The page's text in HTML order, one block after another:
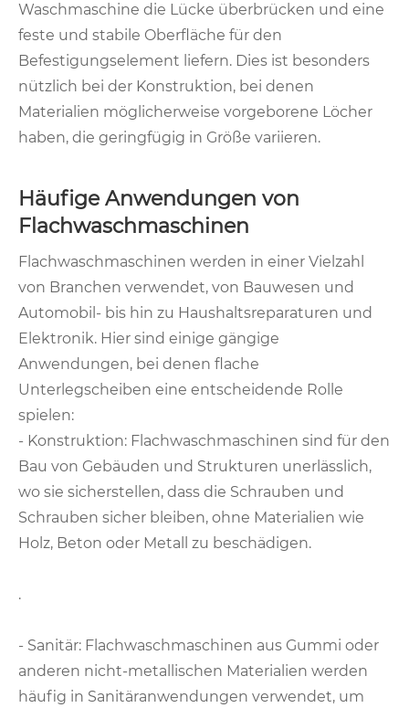
Waschmaschine die Lücke überbrücken und eine
feste und stabile Oberfläche für den
Befestigungselement liefern. Dies ist besonders
nützlich bei der Konstruktion, bei denen
Materialien möglicherweise vorgeborene Löcher
haben, die geringfügig in Größe variieren.
Häufige Anwendungen von
Flachwaschmaschinen
Flachwaschmaschinen werden in einer Vielzahl
von Branchen verwendet, von Bauwesen und
Automobil- bis hin zu Haushaltsreparaturen und
Elektronik. Hier sind einige gängige
Anwendungen, bei denen flache
Unterlegscheiben eine entscheidende Rolle
spielen:
- Konstruktion: Flachwaschmaschinen sind für den
Bau von Gebäuden und Strukturen unerlässlich,
wo sie sicherstellen, dass die Schrauben und
Schrauben sicher bleiben, ohne Materialien wie
Holz, Beton oder Metall zu beschädigen.
.
- Sanitär: Flachwaschmaschinen aus Gummi oder
anderen nicht-metallischen Materialien werden
häufig in Sanitäranwendungen verwendet, um